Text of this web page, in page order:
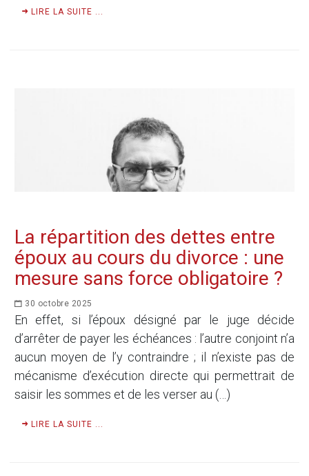
LIRE LA SUITE ...
La répartition des dettes entre
époux au cours du divorce : une
mesure sans force obligatoire ?
30 octobre 2025
En effet, si l’époux désigné par le juge décide
d’arrêter de payer les échéances : l’autre conjoint n’a
aucun moyen de l’y contraindre ; il n’existe pas de
mécanisme d’exécution directe qui permettrait de
saisir les sommes et de les verser au (…)
LIRE LA SUITE ...